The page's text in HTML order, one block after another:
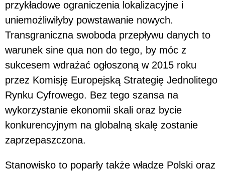
przykładowe ograniczenia lokalizacyjne i
uniemożliwiłyby powstawanie nowych.
Transgraniczna swoboda przepływu danych to
warunek sine qua non do tego, by móc z
sukcesem wdrażać ogłoszoną w 2015 roku
przez Komisję Europejską Strategię Jednolitego
Rynku Cyfrowego. Bez tego szansa na
wykorzystanie ekonomii skali oraz bycie
konkurencyjnym na globalną skalę zostanie
zaprzepaszczona.
Stanowisko to poparły także władze Polski oraz